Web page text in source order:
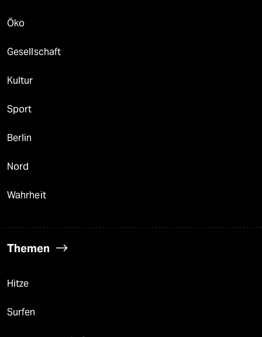
Öko
Gesellschaft
Kultur
Sport
Berlin
Nord
Wahrheit
Themen
Hitze
Surfen